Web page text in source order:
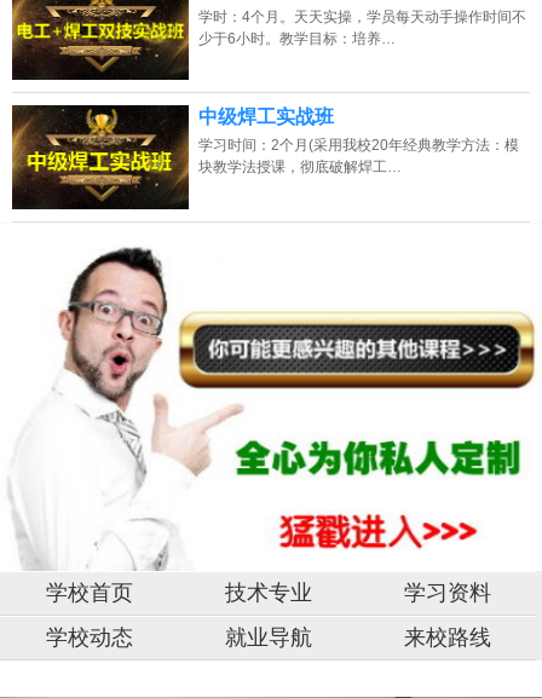
学时：4个月。天天实操，学员每天动手操作时间不
少于6小时。教学目标：培养…
中级焊工实战班
学习时间：2个月(采用我校20年经典教学方法：模
块教学法授课，彻底破解焊工…
学校首页 技术专业
学习资料
学校动态
就业导航 来校路线